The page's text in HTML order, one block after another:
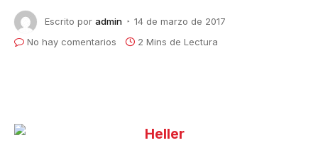
Escrito por admin
14 de marzo de 2017
No hay comentarios
2 Mins de Lectura